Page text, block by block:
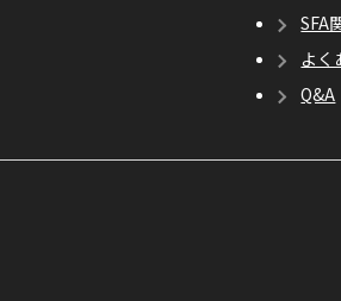
SFA
よく
Q&A